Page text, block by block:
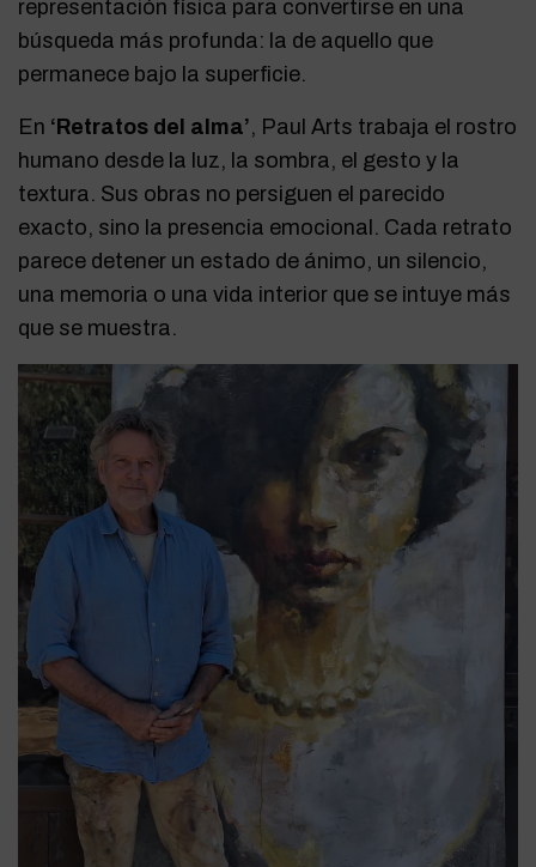
representación física para convertirse en una
búsqueda más profunda: la de aquello que
permanece bajo la superficie.
En ‘Retratos del alma’, Paul Arts trabaja el rostro
humano desde la luz, la sombra, el gesto y la
textura. Sus obras no persiguen el parecido
exacto, sino la presencia emocional. Cada retrato
parece detener un estado de ánimo, un silencio,
una memoria o una vida interior que se intuye más
que se muestra.